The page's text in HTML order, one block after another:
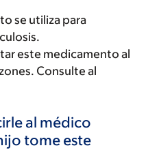
se utiliza para
este medicamento al
Consulte al
al médico
tome este